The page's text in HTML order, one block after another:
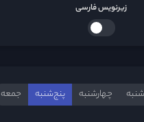
زیرنویس فارسی
چهارشنبه پنج‌شنبه جمعه